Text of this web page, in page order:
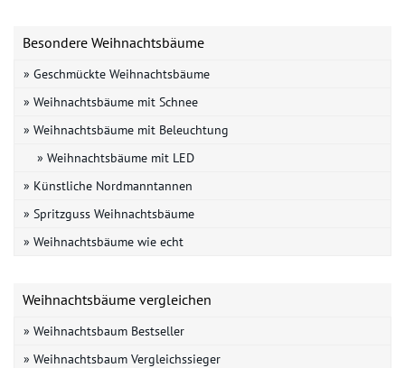
Besondere Weihnachtsbäume
» Geschmückte Weihnachtsbäume
» Weihnachtsbäume mit Schnee
» Weihnachtsbäume mit Beleuchtung
» Weihnachtsbäume mit LED
» Künstliche Nordmanntannen
» Spritzguss Weihnachtsbäume
» Weihnachtsbäume wie echt
Weihnachtsbäume vergleichen
» Weihnachtsbaum Bestseller
» Weihnachtsbaum Vergleichssieger